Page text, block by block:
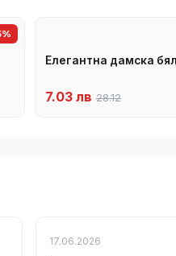
Елегантна дамска
7.03 лв 28.12
17.06.2026